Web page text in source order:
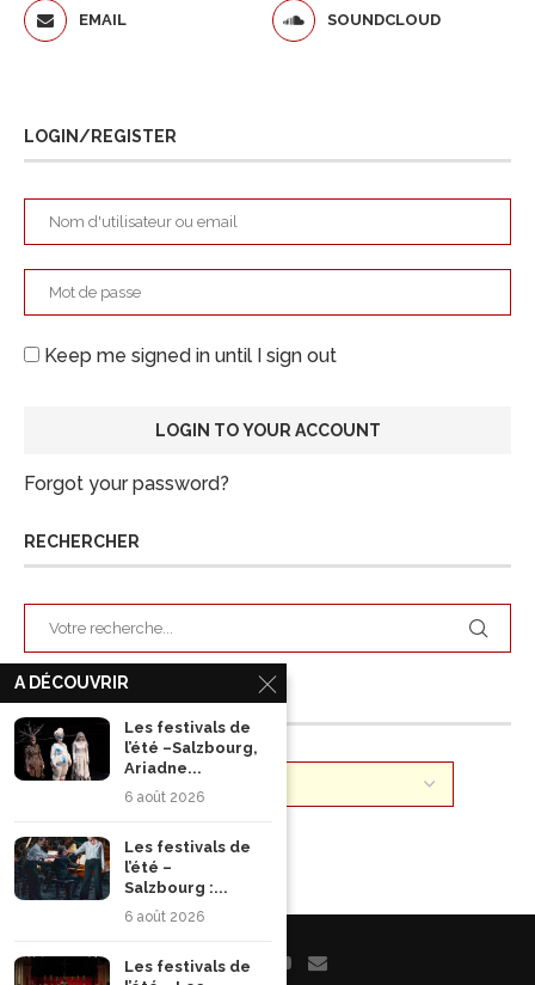
EMAIL SOUNDCLOUD
LOGIN/REGISTER
Keep me signed in until I sign out
Forgot your password?
RECHERCHER
ARCHIVES
A DÉCOUVRIR
Les festivals de
l’été –Salzbourg,
Ariadne...
6 août 2026
Les festivals de
l’été –
Salzbourg :...
6 août 2026
Les festivals de